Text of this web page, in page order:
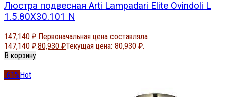
Люстра подвесная Arti Lampadari Elite Ovindoli L
1.5.80X30.101 N
147,140₽ Первоначальная цена составляла
147,140 ₽.80,930 ₽Текущая цена: 80,930 ₽.
В корзину
-61%Hot